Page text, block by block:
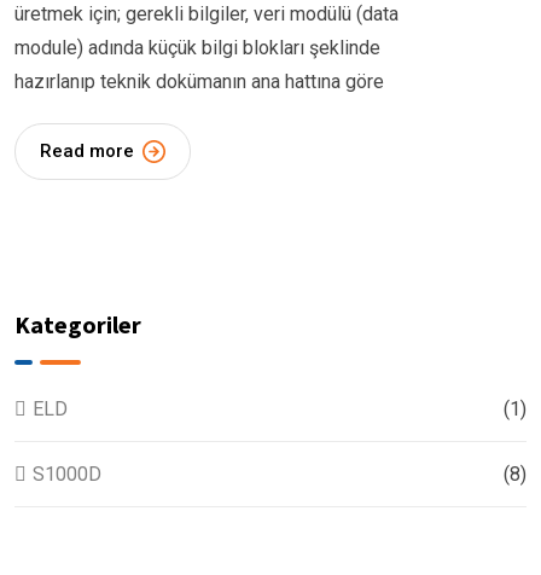
üretmek için; gerekli bilgiler, veri modülü (data
module) adında küçük bilgi blokları şeklinde
hazırlanıp teknik dokümanın ana hattına göre
Read more
Kategoriler
ELD (1)
S1000D (8)